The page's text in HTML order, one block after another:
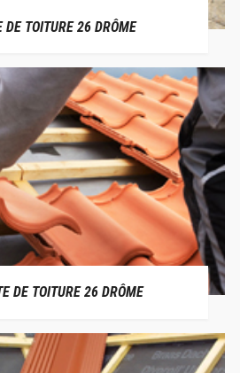
DE TOITURE 26 DRÔME
DE TOITURE 26 DRÔME